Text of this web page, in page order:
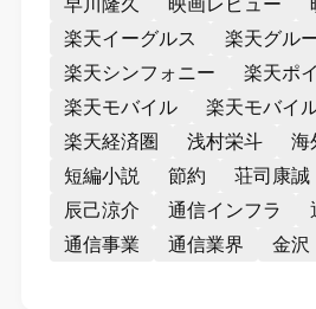
楽天イーグルス
楽天グル
楽天シンフォニー
楽天ポ
楽天モバイル
楽天モバイ
楽天経済圏
浅村栄斗
海
短編小説
節約 荘司康誠
辰己涼介
通信インフラ
通信事業
通信業界 金沢